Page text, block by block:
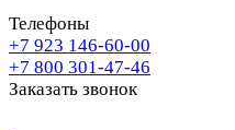
Телефоны
+7 923 146-60-00
+7 800 301-47-46
Заказать звонок